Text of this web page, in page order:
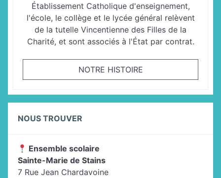
Établissement Catholique d'enseignement,
l'école, le collège et le lycée général relèvent
de la tutelle Vincentienne des Filles de la
Charité, et sont associés à l'État par contrat.
NOTRE HISTOIRE
NOUS TROUVER
Ensemble scolaire
Sainte-Marie de Stains
7 Rue Jean Chardavoine